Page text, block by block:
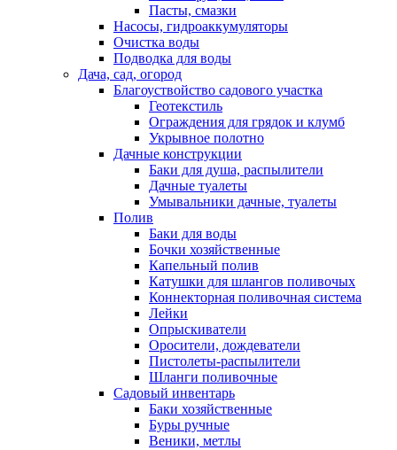
Пасты, смазки
Насосы, гидроаккумуляторы
Очистка воды
Подводка для воды
Дача, сад, огород
Благоуствойство садового участка
Геотекстиль
Ограждения для грядок и клумб
Укрывное полотно
Дачные конструкции
Баки для душа, распылители
Дачные туалеты
Умывальники дачные, туалеты
Полив
Баки для воды
Бочки хозяйственные
Капельный полив
Катушки для шлангов поливочых
Коннекторная поливочная система
Лейки
Опрыскиватели
Оросители, дождеватели
Пистолеты-распылители
Шланги поливочные
Садовый инвентарь
Баки хозяйственные
Буры ручные
Веники, метлы